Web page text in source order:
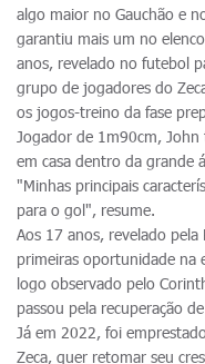
algo maior no Gauchão e
garantiu mais um no
anos, revelado no futebol
grupo de jogadores do
os jogos-treino da fase
Jogador de 1m90cm,
em casa dentro da grande
"Minhas principais
para o gol", resume.
Aos 17 anos, revelado
primeiras oportunidade na
logo observado pelo
passou pela recuperação
Já em 2022, foi
Zeca, quer retomar seu